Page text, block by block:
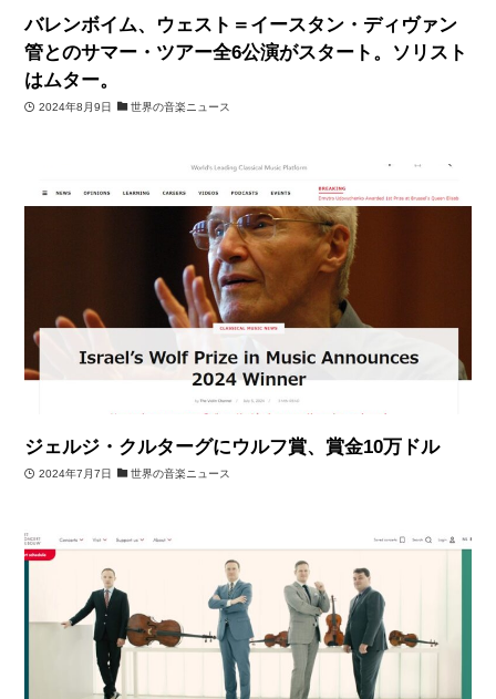
バレンボイム、ウェスト＝イースタン・ディヴァン
管とのサマー・ツアー全6公演がスタート。ソリスト
はムター。
2024年8月9日 世界の音楽ニュース
ジェルジ・クルターグにウルフ賞、賞金10万ドル
2024年7月7日 世界の音楽ニュース